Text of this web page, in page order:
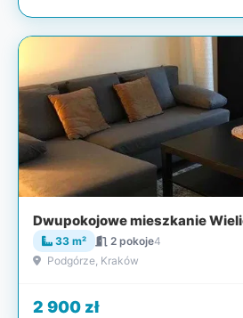
Dwupokojowe mieszkanie
33 m² 2 pokoje4
Podgórze, Kraków
2 900 zł